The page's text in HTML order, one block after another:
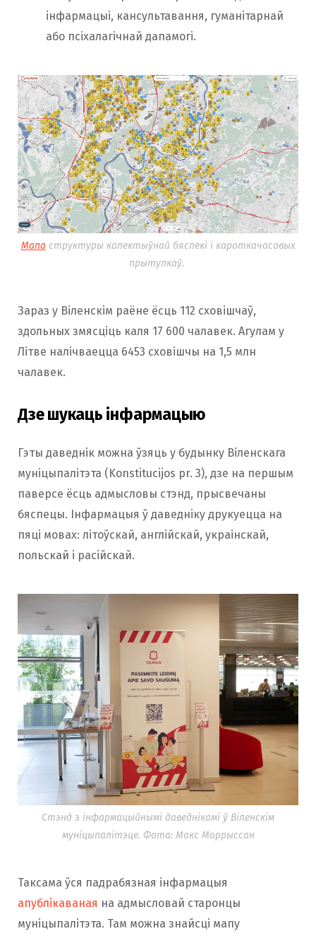
інфармацыі, кансультавання, гуманітарнай
або псіхалагічнай дапамогі.
Мапа cтруктуры калектыўнай бяспекі і кароткачасовых
прытулкаў.
Зараз у Віленскім раёне ёсць 112 сховішчаў,
здольных змясціць каля 17 600 чалавек. Агулам у
Літве налічваецца 6453 сховішчы на 1,5 млн
чалавек.
Дзе шукаць інфармацыю
Гэты даведнік можна ўзяць у будынку Віленскага
муніцыпалітэта (Konstitucijos pr. 3), дзе на першым
паверсе ёсць адмысловы стэнд, прысвечаны
бяспецы. Інфармацыя ў даведніку друкуецца на
пяці мовах: літоўскай, англійскай, украінскай,
польскай і расійскай.
Стэнд з інфармацыйнымі даведнікамі ў Віленскім
муніцыпалітэце. Фота: Макс Моррыссан
Таксама ўся падрабязная інфармацыя
апублікаваная на адмысловай старонцы
муніцыпалітэта. Там можна знайсці мапу